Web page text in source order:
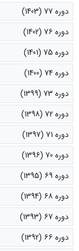
دوره 77 (1403)
دوره 76 (1402)
دوره 75 (1401)
دوره 74 (1400)
دوره 73 (1399)
دوره 72 (1398)
دوره 71 (1397)
دوره 70 (1396)
دوره 69 (1395)
دوره 68 (1394)
دوره 67 (1393)
دوره 66 (1392)